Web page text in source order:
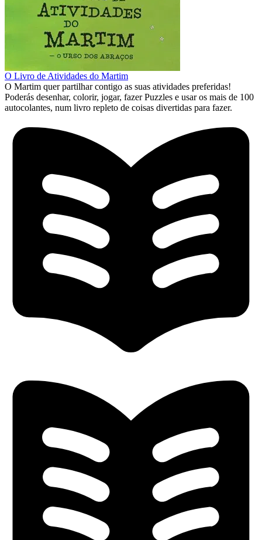
O Livro de Atividades do Martim
O Martim quer partilhar contigo as suas atividades preferidas!
Poderás desenhar, colorir, jogar, fazer Puzzles e usar os mais de 100
autocolantes, num livro repleto de coisas divertidas para fazer.